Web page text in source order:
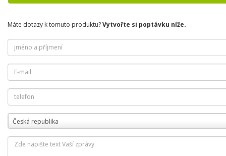
Máte dotazy k tomuto produktu?Vytvořte si poptávku níže.
Česká republika